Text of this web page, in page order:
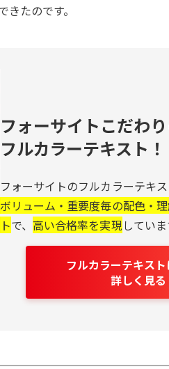
たのです。
フォーサイトこだわ
フルカラーテキスト！
フォーサイトのフルカラーテキス
ボリューム・重要度毎の配色・
トで、高い合格率を実現 していま
フルカラーテキス
詳しく見る